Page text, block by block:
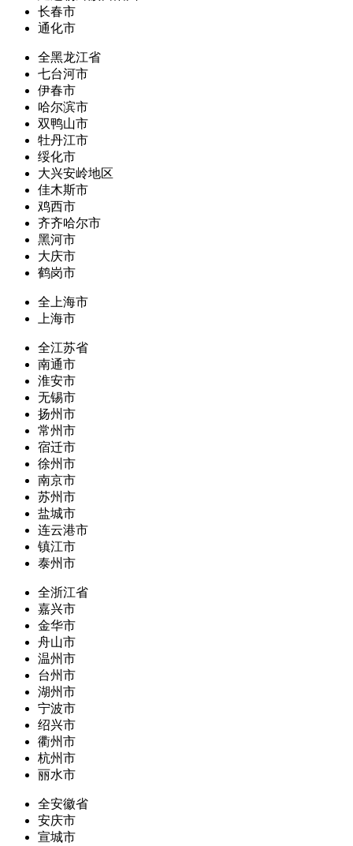
长春市
通化市
全黑龙江省
七台河市
伊春市
哈尔滨市
双鸭山市
牡丹江市
绥化市
大兴安岭地区
佳木斯市
鸡西市
齐齐哈尔市
黑河市
大庆市
鹤岗市
全上海市
上海市
全江苏省
南通市
淮安市
无锡市
扬州市
常州市
宿迁市
徐州市
南京市
苏州市
盐城市
连云港市
镇江市
泰州市
全浙江省
嘉兴市
金华市
舟山市
温州市
台州市
湖州市
宁波市
绍兴市
衢州市
杭州市
丽水市
全安徽省
安庆市
宣城市